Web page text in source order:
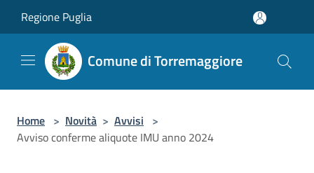
Regione Puglia
Comune di Torremaggiore
Home > Novità > Avvisi >
Avviso conferme aliquote IMU anno 2024